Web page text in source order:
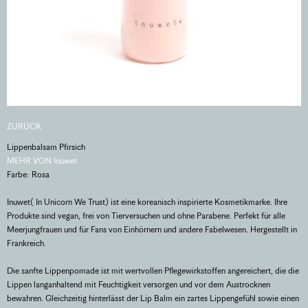
ZURÜCK
Lippenbalsam Pfirsich
MEHR VON Inuwet
Farbe: Rosa
Inuwet( In Unicorn We Trust) ist eine koreanisch inspirierte Kosmetikmarke. Ihre
Produkte sind vegan, frei von Tierversuchen und ohne Parabene. Perfekt für alle
Meerjungfrauen und für Fans von Einhörnern und andere Fabelwesen. Hergestellt in
Frankreich.
Die sanfte Lippenpomade ist mit wertvollen Pflegewirkstoffen angereichert, die die
Lippen langanhaltend mit Feuchtigkeit versorgen und vor dem Austrocknen
bewahren. Gleichzeitig hinterlässt der Lip Balm ein zartes Lippengefühl sowie einen